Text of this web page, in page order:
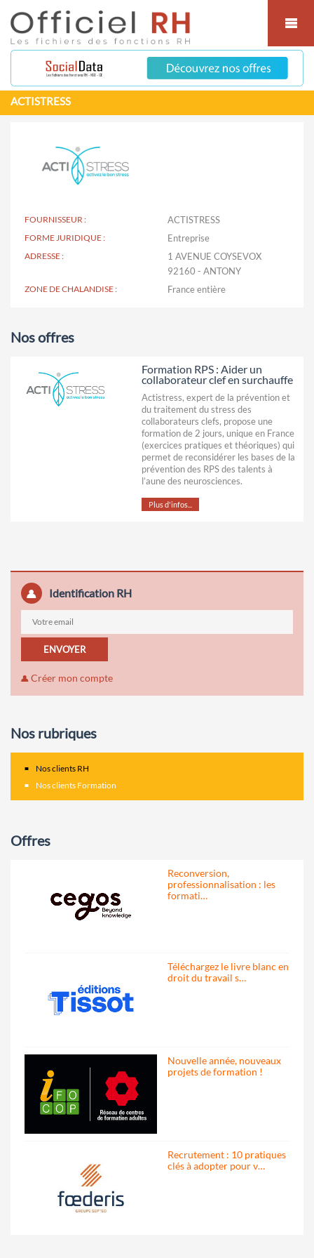
ACTISTRESS
FOURNISSEUR : ACTISTRESS
FORME JURIDIQUE : Entreprise
ADRESSE :
1 AVENUE COYSEVOX
92160 - ANTONY
ZONE DE CHALANDISE :
Nos offres
Formation RPS : Aider un
collaborateur clef en surchauffe
Actistress, expert de la prévention et
du traitement du stress des
collaborateurs clefs, propose une
formation de 2 jours, unique en France
(exercices pratiques et théoriques) qui
permet de reconsidérer les bases de la
prévention des RPS des talents à
l’aune des neurosciences.
Plus d'infos...
Identification RH
ENVOYER
Créer mon compte
Nos rubriques
Nos clients RH
Nos clients Formation
Offres
Reconversion,
professionnalisation : les
formati…
Téléchargez le livre blanc en
droit du travail s…
Nouvelle année, nouveaux
projets de formation !
Recrutement : 10 pratiques
clés à adopter pour v…